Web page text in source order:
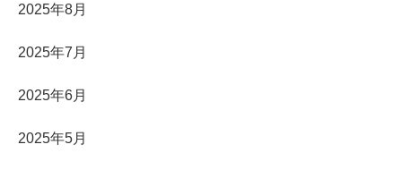
2025年8月
2025年7月
2025年6月
2025年5月